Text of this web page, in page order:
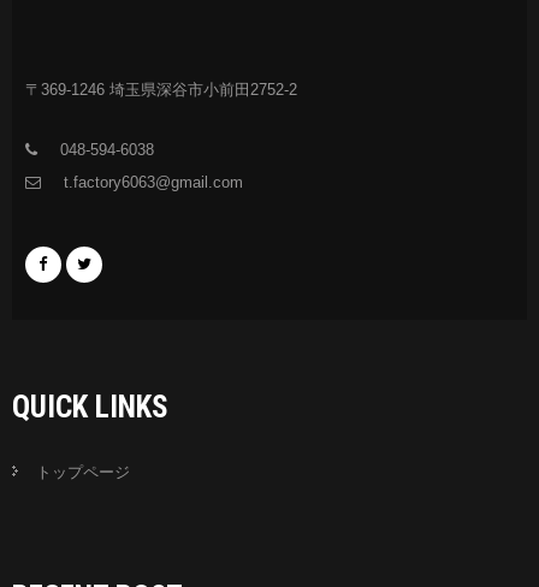
〒369-1246 埼玉県深谷市小前田2752-2
048-594-6038
t.factory6063@gmail.com
QUICK LINKS
トップページ